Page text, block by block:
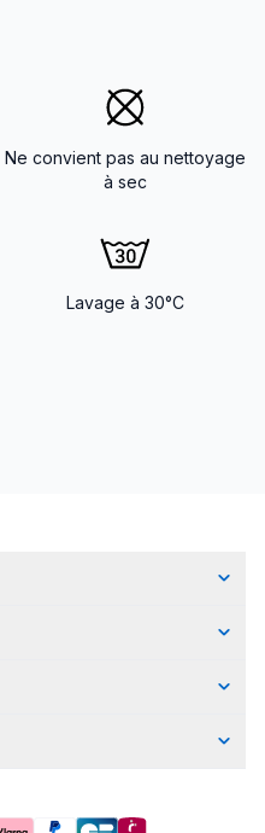
Ne convient pas au nettoyage
à sec
Lavage à 30°C